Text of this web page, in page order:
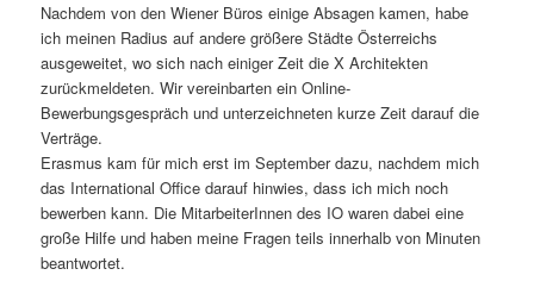
Nachdem von den Wiener Büros einige Absagen kamen, habe
ich meinen Radius auf andere größere Städte Österreichs
ausgeweitet, wo sich nach einiger Zeit die X Architekten
zurückmeldeten. Wir vereinbarten ein Online-
Bewerbungsgespräch und unterzeichneten kurze Zeit darauf die
Verträge.
Erasmus kam für mich erst im September dazu, nachdem mich
das International Office darauf hinwies, dass ich mich noch
bewerben kann. Die MitarbeiterInnen des IO waren dabei eine
große Hilfe und haben meine Fragen teils innerhalb von Minuten
beantwortet.